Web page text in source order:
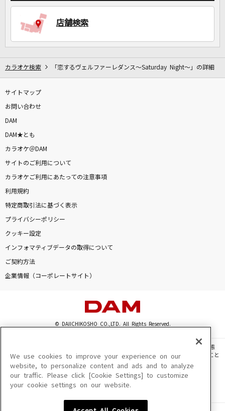
店舗検索
カラオケ検索 「恋するヴェルファーレダンス～Saturday Night～」の詳細
サイトマップ
お問い合わせ
DAM
DAM★とも
カラオケ＠DAM
サイトのご利用について
カラオケご利用にあたっての注意事項
利用規約
特定商取引法に基づく表示
プライバシーポリシー
クッキー設定
インフォマティブデータの取得について
ご契約方法
企業情報（コーポレートサイト）
© DAIICHIKOSHO CO.,LTD. All Rights Reserved.
このサイトに掲載されている一切の文章・画像・写真・動画・音声等を、手段や形態
を問わず、著作権法の定める範囲を超えて無断で複製、転載、ファイル化などすること
を禁じます。
楽曲及びコンテンツは、機種によりご利用いただけない場合があります。
楽曲及びコンテンツの配信日、配信内容が変更になる場合があります。
We use cookies to improve your experience on our
website, to personalize content and ads and to analyze
our traffic. Please click [Cookie Settings] to customize
your cookie settings on our website.